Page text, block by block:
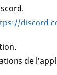
de